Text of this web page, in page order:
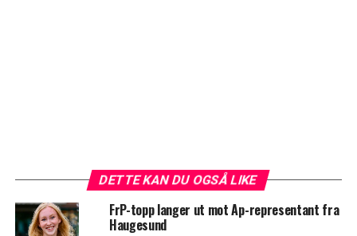
DETTE KAN DU OGSÅ LIKE
FrP-topp langer ut mot Ap-representant fra
Haugesund